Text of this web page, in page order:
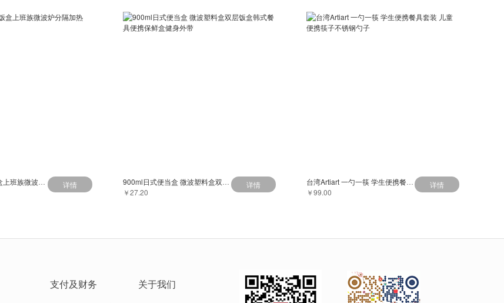
详情
￥27.20
详情
￥99.00
详情
支付及财务 关于我们